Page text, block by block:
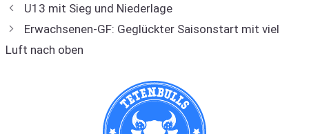
U13 mit Sieg und Niederlage
Erwachsenen-GF: Geglückter Saisonstart mit viel
Luft nach oben